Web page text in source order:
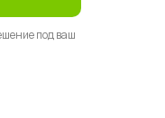
под ваш